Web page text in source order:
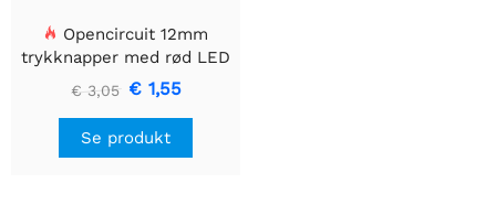
Opencircuit 12mm
trykknapper med rød LED
- 5 stk
€ 3,05 € 1,55
Se produkt